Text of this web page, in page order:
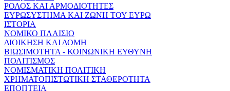
ΡΟΛΟΣ ΚΑΙ ΑΡΜΟΔΙΟΤΗΤΕΣ
ΕΥΡΩΣΥΣΤΗΜΑ ΚΑΙ ΖΩΝΗ ΤΟΥ ΕΥΡΩ
ΙΣΤΟΡΙΑ
ΝΟΜΙΚΟ ΠΛΑΙΣΙΟ
ΔΙΟΙΚΗΣΗ ΚΑΙ ΔΟΜΗ
ΒΙΩΣΙΜΟΤΗΤΑ - ΚΟΙΝΩΝΙΚΗ ΕΥΘΥΝΗ
ΠΟΛΙΤΙΣΜΟΣ
ΝΟΜΙΣΜΑΤΙΚΗ ΠΟΛΙΤΙΚΗ
ΧΡΗΜΑΤΟΠΙΣΤΩΤΙΚΗ ΣΤΑΘΕΡΟΤΗΤΑ
ΕΠΟΠΤΕΙΑ